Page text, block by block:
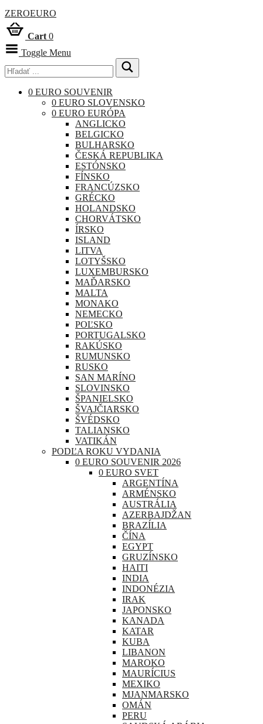
ZEROEURO
Cart 0
Toggle Menu
0 EURO SOUVENIR
0 EURO SLOVENSKO
0 EURO EURÓPA
ANGLICKO
BELGICKO
BULHARSKO
ČESKÁ REPUBLIKA
ESTÓNSKO
FÍNSKO
FRANCÚZSKO
GRÉCKO
HOLANDSKO
CHORVÁTSKO
ÍRSKO
ISLAND
LITVA
LOTYŠSKO
LUXEMBURSKO
MAĎARSKO
MALTA
MONAKO
NEMECKO
POĽSKO
PORTUGALSKO
RAKÚSKO
RUMUNSKO
RUSKO
SAN MARÍNO
SLOVINSKO
ŠPANIELSKO
ŠVAJČIARSKO
ŠVÉDSKO
TALIANSKO
VATIKÁN
PODĽA ROKU VYDANIA
0 EURO SOUVENIR 2026
0 EURO SVET
ARGENTÍNA
ARMÉNSKO
AUSTRÁLIA
AZERBAJDŽAN
BRAZÍLIA
ČÍNA
EGYPT
GRUZÍNSKO
HAITI
INDIA
INDONÉZIA
IRAK
JAPONSKO
KANADA
KATAR
KUBA
LIBANON
MAROKO
MAURÍCIUS
MEXIKO
MJANMARSKO
OMÁN
PERU